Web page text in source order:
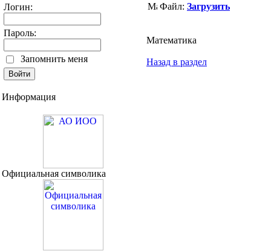
Логин:
Пароль:
Запомнить меня
Информация
Официальная символика
Файл: Загрузить
Математика
Назад в раздел